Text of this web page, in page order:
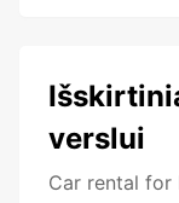
verslui
Car rental for